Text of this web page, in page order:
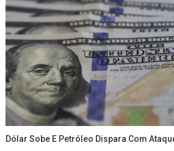
Dólar Sobe E Petróleo Dispara Com